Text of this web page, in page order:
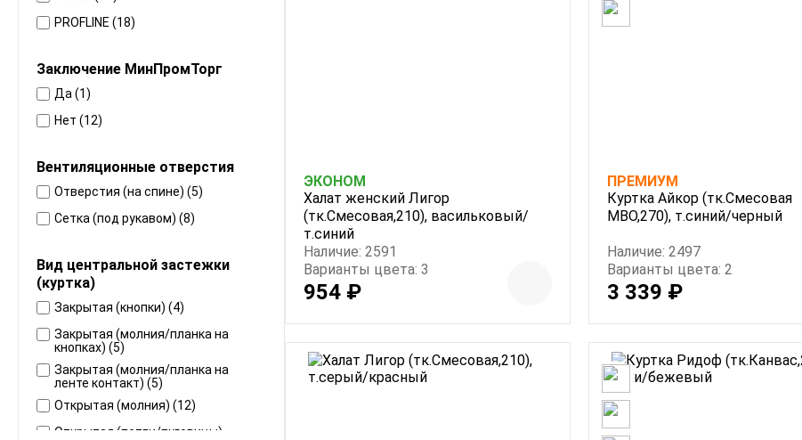
PROFLINE (18)
Заключение МинПромТорг
Да (1)
Нет (12)
Вентиляционные отверстия
Отверстия (на спине) (5)
Сетка (под рукавом) (8)
Вид центральной застежки
(куртка)
Закрытая (кнопки) (4)
Закрытая (молния/планка на
кнопках) (5)
Закрытая (молния/планка на
ленте контакт) (5)
Открытая (молния) (12)
Открытая (петли/пуговицы)
ЭКОНОМ
Халат женский Лигор
(тк.Смесовая,210), васильковый/
т.синий
Наличие: 2591
Варианты цвета: 3
954 ₽
ПРЕМИУМ
Куртка Айкор (тк.Смесовая
МВО,270), т.синий/черный
Наличие: 2497
Варианты цвета: 2
3 339 ₽